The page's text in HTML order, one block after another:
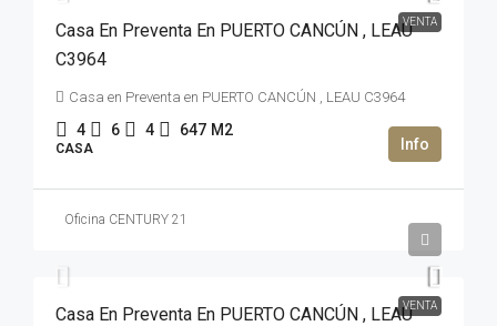
VENTA
Casa En Preventa En PUERTO CANCÚN , LEAU
C3964
Casa en Preventa en PUERTO CANCÚN , LEAU C3964
4 6 4 647 M2
CASA
Oficina CENTURY 21
VENTA
Casa En Preventa En PUERTO CANCÚN , LEAU